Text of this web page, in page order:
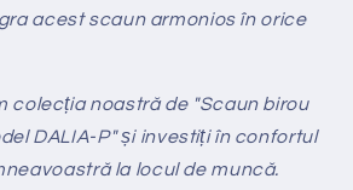
acest scaun armonios în orice
colecția noastră de "Scaun birou
DALIA-P" și investiți în confortul
la locul de muncă.